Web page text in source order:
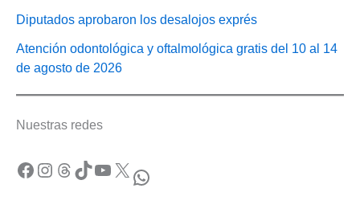
Diputados aprobaron los desalojos exprés
Atención odontológica y oftalmológica gratis del 10 al 14
de agosto de 2026
Nuestras redes
Facebook Instagram Threads TikTok YouTube X WhatsApp